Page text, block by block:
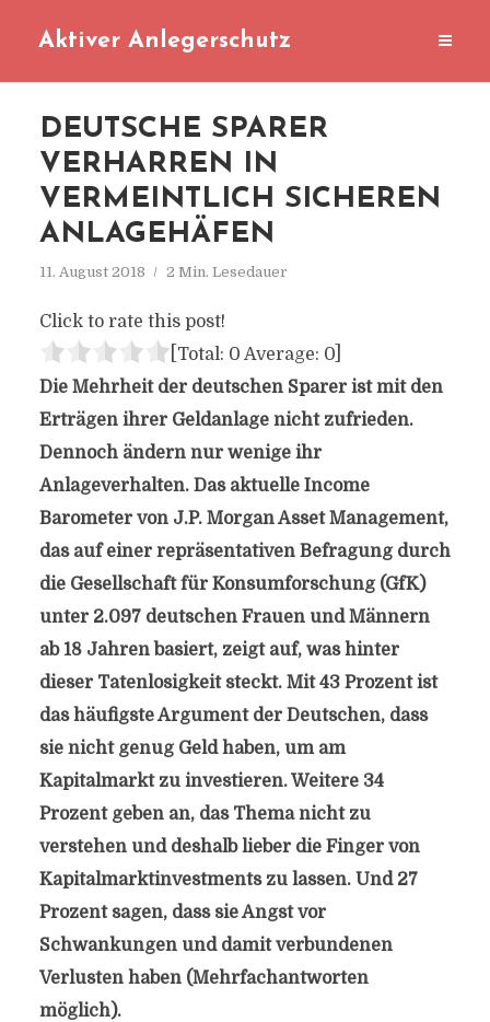
Aktiver Anlegerschutz
DEUTSCHE SPARER
VERHARREN IN
VERMEINTLICH SICHEREN
ANLAGEHÄFEN
11. August 2018 2 Min. Lesedauer
Click to rate this post!
[Total: 0 Average: 0]
Die Mehrheit der deutschen Sparer ist mit den
Erträgen ihrer Geldanlage nicht zufrieden.
Dennoch ändern nur wenige ihr
Anlageverhalten. Das aktuelle Income
Barometer von J.P. Morgan Asset Management,
das auf einer repräsentativen Befragung durch
die Gesellschaft für Konsumforschung (GfK)
unter 2.097 deutschen Frauen und Männern
ab 18 Jahren basiert, zeigt auf, was hinter
dieser Tatenlosigkeit steckt. Mit 43 Prozent ist
das häufigste Argument der Deutschen, dass
sie nicht genug Geld haben, um am
Kapitalmarkt zu investieren. Weitere 34
Prozent geben an, das Thema nicht zu
verstehen und deshalb lieber die Finger von
Kapitalmarktinvestments zu lassen. Und 27
Prozent sagen, dass sie Angst vor
Schwankungen und damit verbundenen
Verlusten haben (Mehrfachantworten
möglich).